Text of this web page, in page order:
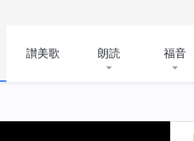
讃美歌 朗読 福音